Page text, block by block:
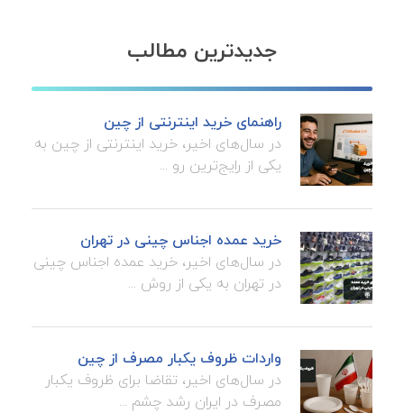
جدیدترین مطالب
راهنمای خرید اینترنتی از چین
در سال‌های اخیر، خرید اینترنتی از چین به
یکی از رایج‌ترین رو ...
خرید عمده اجناس چینی در تهران
در سال‌های اخیر، خرید عمده اجناس چینی
در تهران به یکی از روش ...
واردات ظروف یکبار مصرف از چین
در سال‌های اخیر، تقاضا برای ظروف یکبار
مصرف در ایران رشد چشم ...